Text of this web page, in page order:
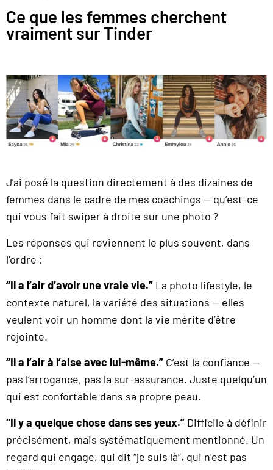
Ce que les femmes cherchent
vraiment sur Tinder
J’ai posé la question directement à des dizaines de
femmes dans le cadre de mes coachings — qu’est-ce
qui vous fait swiper à droite sur une photo ?
Les réponses qui reviennent le plus souvent, dans
l’ordre :
“Il a l’air d’avoir une vraie vie.” La photo lifestyle, le
contexte naturel, la variété des situations — elles
veulent voir un homme dont la vie mérite d’être
rejointe.
“Il a l’air à l’aise avec lui-même.” C’est la confiance —
pas l’arrogance, pas la sur-assurance. Juste quelqu’un
qui est confortable dans sa propre peau.
“Il y a quelque chose dans ses yeux.” Difficile à définir
précisément, mais systématiquement mentionné. Un
regard qui engage, qui dit “je suis là”, qui n’est pas